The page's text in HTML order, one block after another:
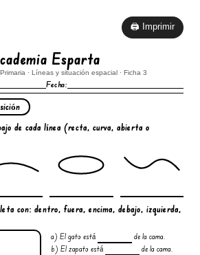
🖨 Imprimir
Esparta
· Líneas y situación espacial · Ficha 3
Fecha:
de cada línea (recta, curva, abierta o
con: dentro, fuera, encima, debajo, izquierda,
a) El gato está
de la cama.
b) El zapato está
de la cama.